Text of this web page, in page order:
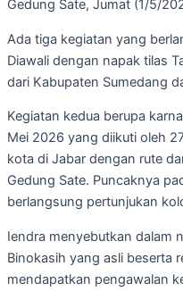
Gedung Sate, Jumat (1/5/
Ada tiga kegiatan yang
Diawali dengan napak tilas
dari Kabupaten Sumedang
Kegiatan kedua berupa
Mei 2026 yang diikuti oleh
kota di Jabar dengan rute
Gedung Sate. Puncaknya
berlangsung pertunjukan
Iendra menyebutkan dalam
Binokasih yang asli beserta
mendapatkan pengawalan